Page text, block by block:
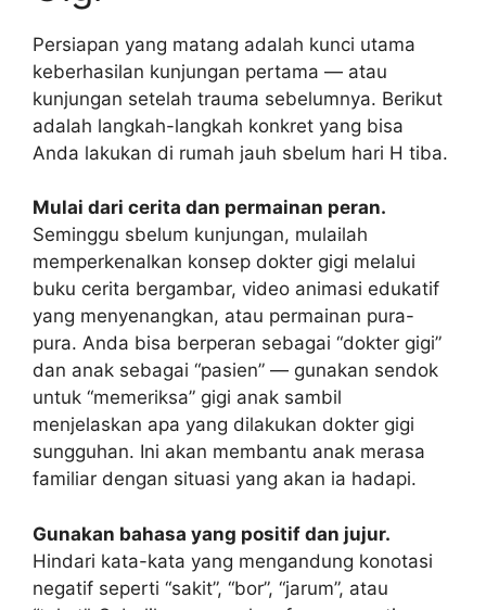
Persiapan yang matang adalah kunci utama
keberhasilan kunjungan pertama — atau
kunjungan setelah trauma sebelumnya. Berikut
adalah langkah-langkah konkret yang bisa
Anda lakukan di rumah jauh sbelum hari H tiba.
Mulai dari cerita dan permainan peran.
Seminggu sbelum kunjungan, mulailah
memperkenalkan konsep dokter gigi melalui
buku cerita bergambar, video animasi edukatif
yang menyenangkan, atau permainan pura-
pura. Anda bisa berperan sebagai “dokter gigi”
dan anak sebagai “pasien” — gunakan sendok
untuk “memeriksa” gigi anak sambil
menjelaskan apa yang dilakukan dokter gigi
sungguhan. Ini akan membantu anak merasa
familiar dengan situasi yang akan ia hadapi.
Gunakan bahasa yang positif dan jujur.
Hindari kata-kata yang mengandung konotasi
negatif seperti “sakit”, “bor”, “jarum”, atau